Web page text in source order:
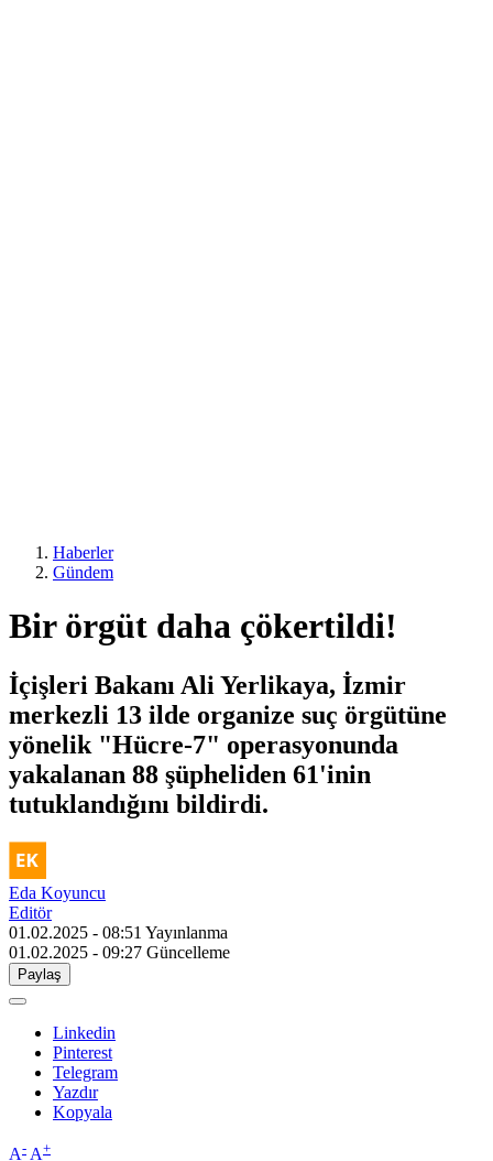
Haberler
Gündem
Bir örgüt daha çökertildi!
İçişleri Bakanı Ali Yerlikaya, İzmir
merkezli 13 ilde organize suç örgütüne
yönelik "Hücre-7" operasyonunda
yakalanan 88 şüpheliden 61'inin
tutuklandığını bildirdi.
Eda Koyuncu
Editör
01.02.2025 - 08:51 Yayınlanma
01.02.2025 - 09:27 Güncelleme
Paylaş
Linkedin
Pinterest
Telegram
Yazdır
Kopyala
A- A+